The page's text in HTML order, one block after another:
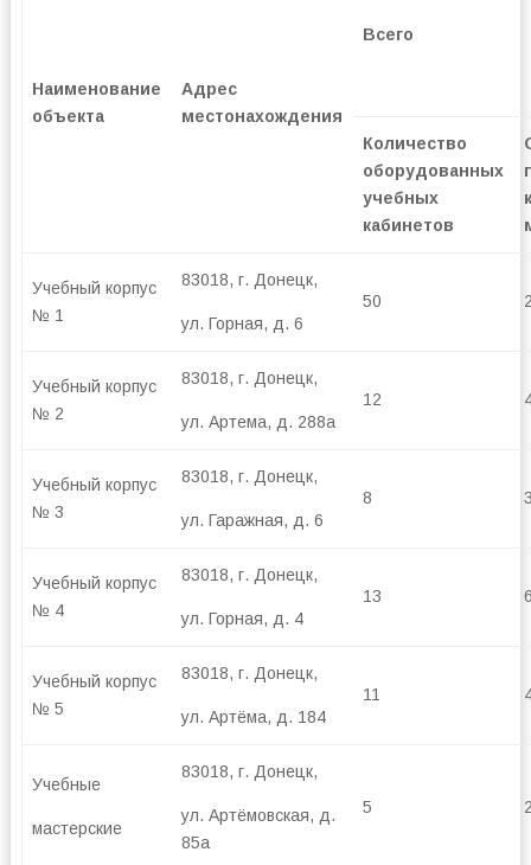
Наименование
объекта
Адрес
местонахождения
Всего
Количество
оборудованных
учебных
кабинетов
Учебный корпус
№ 1
83018, г. Донецк,
ул. Горная, д. 6
50
Учебный корпус
№ 2
83018, г. Донецк,
ул. Артема, д. 288а
12
Учебный корпус
№ 3
83018, г. Донецк,
ул. Гаражная, д. 6
8
Учебный корпус
№ 4
83018, г. Донецк,
ул. Горная, д. 4
13
Учебный корпус
№ 5
83018, г. Донецк,
ул. Артёма, д. 184
11
Учебные
мастерские
83018, г. Донецк,
ул. Артёмовская, д.
85а
5